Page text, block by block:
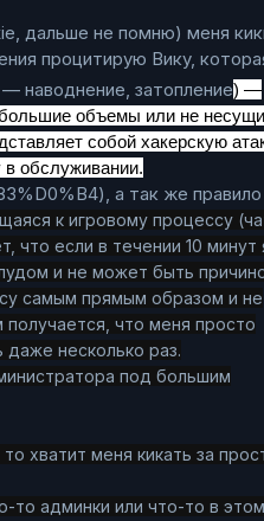
дальше не помню) меня
процитирую Вику,
наводнение, затопление) —
объемы или не
собой хакерскую
обслуживании.
), а так же правило
к игровому процессу
что если в течении 10 минут
и не может быть
самым прямым образом и не
что меня просто
даже несколько раз.
под большим
хватит меня кикать за
то админки или что-то в этом